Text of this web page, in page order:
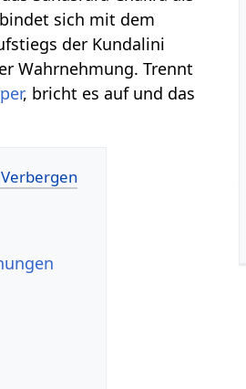
sich mit dem
der Kundalini
Wahrnehmung. Trennt
, bricht es auf und das